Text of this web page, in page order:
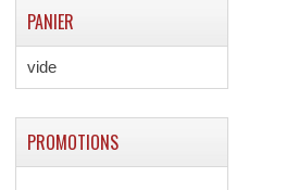
PANIER
vide
PROMOTIONS